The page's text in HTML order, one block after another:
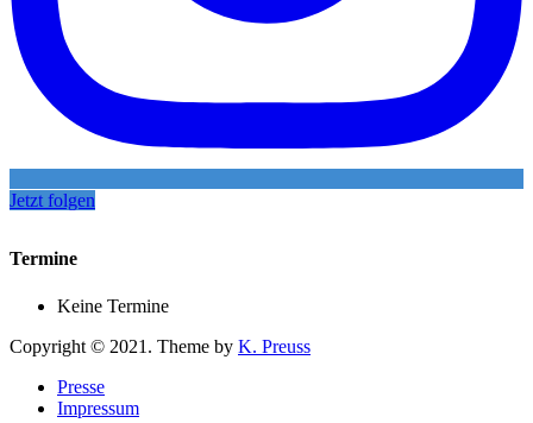
Jetzt folgen
Termine
Keine Termine
Copyright © 2021. Theme by K. Preuss
Presse
Impressum